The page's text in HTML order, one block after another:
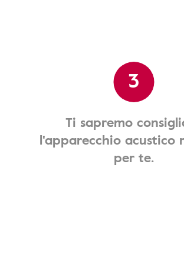
3
Ti sapremo
l'apparecchio acustico
per te.